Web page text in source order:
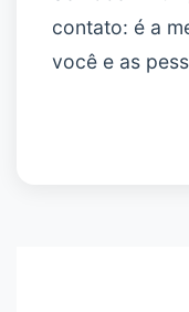
contato: é a
você e as